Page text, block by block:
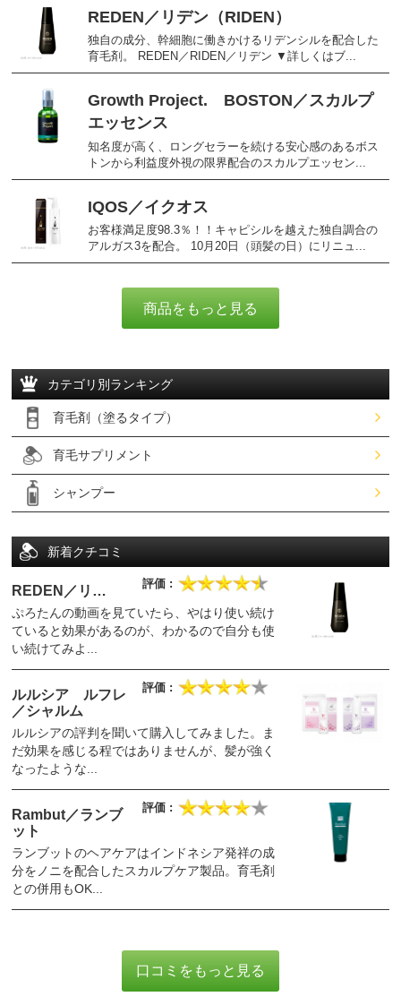
REDEN／リデン（RIDEN）
独自の成分、幹細胞に働きかけるリデンシルを配合した
育毛剤。 REDEN／RIDEN／リデン ▼詳しくはブ...
Growth Project. BOSTON／スカルプ
エッセンス
知名度が高く、ロングセラーを続ける安心感のあるボス
トンから利益度外視の限界配合のスカルプエッセン...
IQOS／イクオス
お客様満足度98.3％！！キャピシルを越えた独自調合の
アルガス3を配合。 10月20日（頭髪の日）にリニュ...
商品をもっと見る
カテゴリ別ランキング
育毛剤（塗るタイプ）
育毛サプリメント
シャンプー
新着クチコミ
REDEN／リ…
ぷろたんの動画を見ていたら、やはり使い続け
ていると効果があるのが、わかるので自分も使
い続けてみよ...
ルルシア ルフレ
／シャルム
ルルシアの評判を聞いて購入してみました。ま
だ効果を感じる程ではありませんが、髪が強く
なったような...
Rambut／ランブ
ット
ランブットのヘアケアはインドネシア発祥の成
分をノニを配合したスカルプケア製品。育毛剤
との併用もOK...
口コミをもっと見る